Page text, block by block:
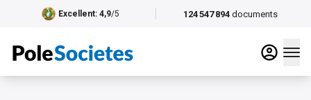
124 547 894 documents
Excellent: 4,9/5